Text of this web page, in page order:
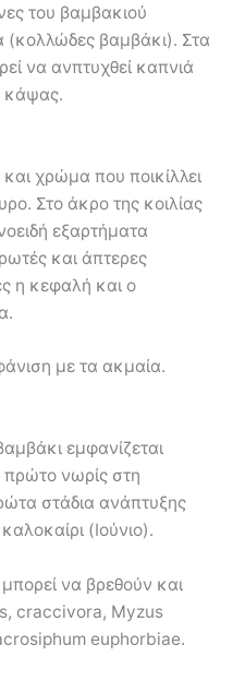
του βαμβακιού
(κολλώδες βαμβάκι). Στα
να ανπτυχθεί καπνιά
κάψας.
χρώμα που ποικίλλει
Στο άκρο της κοιλίας
εξαρτήματα
και άπτερες
η κεφαλή και ο
με τα ακμαία.
εμφανίζεται
νωρίς στη
στάδια ανάπτυξης
(Ιούνιο).
να βρεθούν και
craccivora, Myzus
euphorbiae.